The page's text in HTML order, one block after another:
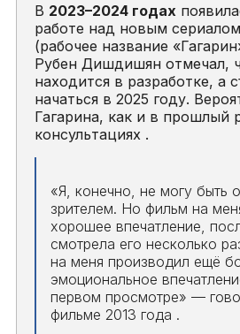
В 2023–2024 годах
работе над новым
(рабочее название
Рубен Дишдишян отмечал,
находится в разработке, а
начаться в 2025 году.
Гагарина, как и в прошлый
консультациях .
«Я, конечно, не могу быть
зрителем. Но фильм на
хорошее впечатление,
смотрела его несколько
на меня производил ещё
эмоциональное
первом просмотре» —
фильме 2013 года .